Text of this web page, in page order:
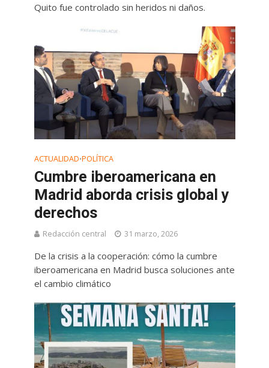
Quito fue controlado sin heridos ni daños.
ACTUALIDAD•POLÍTICA
Cumbre iberoamericana en
Madrid aborda crisis global y
derechos
Redacción central 31 marzo, 2026
De la crisis a la cooperación: cómo la cumbre
iberoamericana en Madrid busca soluciones ante
el cambio climático